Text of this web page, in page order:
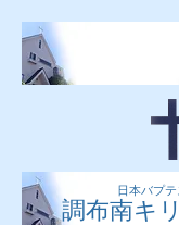
日本バプ
調布南キ